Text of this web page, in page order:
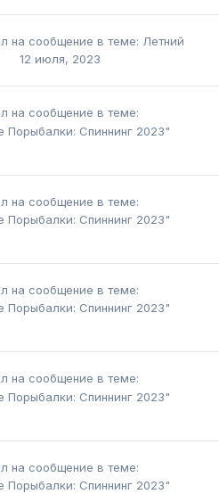
на сообщение в теме: Летний
12 июля, 2023
на сообщение в теме:
Спиннинг 2023"
на сообщение в теме:
Спиннинг 2023"
на сообщение в теме:
Спиннинг 2023"
на сообщение в теме:
Спиннинг 2023"
на сообщение в теме:
Спиннинг 2023"